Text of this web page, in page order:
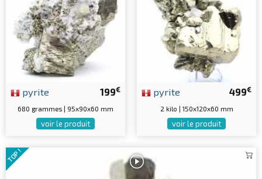
199€
pyrite
680 grammes | 95x90x60 mm
voir le produit
499€
pyrite
2 kilo | 150x120x60 mm
voir le produit
TOP !